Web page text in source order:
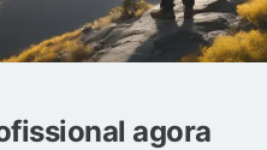
agora